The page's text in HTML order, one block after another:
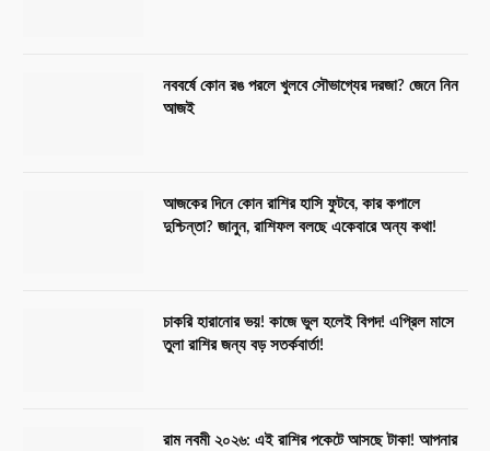
নববর্ষে কোন রঙ পরলে খুলবে সৌভাগ্যের দরজা? জেনে নিন
আজই
আজকের দিনে কোন রাশির হাসি ফুটবে, কার কপালে
দুশ্চিন্তা? জানুন, রাশিফল বলছে একেবারে অন্য কথা!
চাকরি হারানোর ভয়! কাজে ভুল হলেই বিপদ! এপ্রিল মাসে
তুলা রাশির জন্য বড় সতর্কবার্তা!
রাম নবমী ২০২৬: এই রাশির পকেটে আসছে টাকা! আপনার